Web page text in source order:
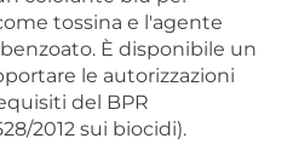
tossina e l'agente
È disponibile un
le autorizzazioni
del BPR
2012 sui biocidi).